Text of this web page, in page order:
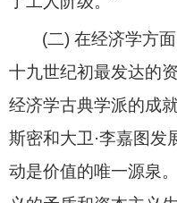
(二)在经济学方
十九世纪初最发达的
经济学古典学派的成
斯密和大卫·李嘉图发
动是价值的唯一源泉